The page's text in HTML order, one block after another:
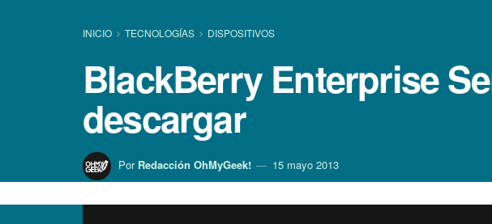
INICIO TECNOLOGÍ­AS DISPOSITIVOS
BlackBerry Enterprise
descargar
Por Redacción OhMyGeek! 15 mayo 2013